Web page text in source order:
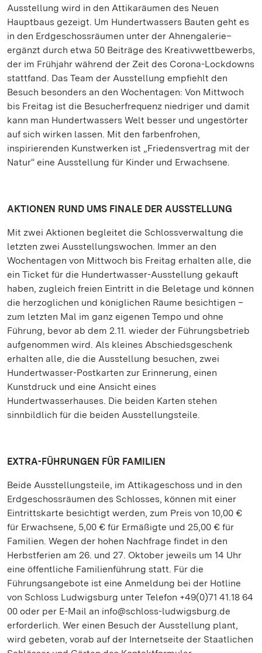
Ausstellung wird in den Attikaräumen des Neuen
Hauptbaus gezeigt. Um Hundertwassers Bauten geht es
in den Erdgeschossräumen unter der Ahnengalerie–
ergänzt durch etwa 50 Beiträge des Kreativwettbewerbs,
der im Frühjahr während der Zeit des Corona-Lockdowns
stattfand. Das Team der Ausstellung empfiehlt den
Besuch besonders an den Wochentagen: Von Mittwoch
bis Freitag ist die Besucherfrequenz niedriger und damit
kann man Hundertwassers Welt besser und ungestörter
auf sich wirken lassen. Mit den farbenfrohen,
inspirierenden Kunstwerken ist „Friedensvertrag mit der
Natur“ eine Ausstellung für Kinder und Erwachsene.
AKTIONEN RUND UMS FINALE DER AUSSTELLUNG
Mit zwei Aktionen begleitet die Schlossverwaltung die
letzten zwei Ausstellungswochen. Immer an den
Wochentagen von Mittwoch bis Freitag erhalten alle, die
ein Ticket für die Hundertwasser-Ausstellung gekauft
haben, zugleich freien Eintritt in die Beletage und können
die herzoglichen und königlichen Räume besichtigen –
zum letzten Mal im ganz eigenen Tempo und ohne
Führung, bevor ab dem 2.11. wieder der Führungsbetrieb
aufgenommen wird. Als kleines Abschiedsgeschenk
erhalten alle, die die Ausstellung besuchen, zwei
Hundertwasser-Postkarten zur Erinnerung, einen
Kunstdruck und eine Ansicht eines
Hundertwasserhauses. Die beiden Karten stehen
sinnbildlich für die beiden Ausstellungsteile.
EXTRA-FÜHRUNGEN FÜR FAMILIEN
Beide Ausstellungsteile, im Attikageschoss und in den
Erdgeschossräumen des Schlosses, können mit einer
Eintrittskarte besichtigt werden, zum Preis von 10,00 €
für Erwachsene, 5,00 € für Ermäßigte und 25,00 € für
Familien. Wegen der hohen Nachfrage findet in den
Herbstferien am 26. und 27. Oktober jeweils um 14 Uhr
eine öffentliche Familienführung statt. Für die
Führungsangebote ist eine Anmeldung bei der Hotline
von Schloss Ludwigsburg unter Telefon +49(0)71 41.18 64
00 oder per E-Mail an info@schloss-ludwigsburg.de
erforderlich. Wer einen Besuch der Ausstellung plant,
wird gebeten, vorab auf der Internetseite der Staatlichen